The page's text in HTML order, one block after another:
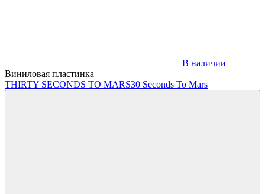
В наличии
Виниловая пластинка
THIRTY SECONDS TO MARS30 Seconds To Mars